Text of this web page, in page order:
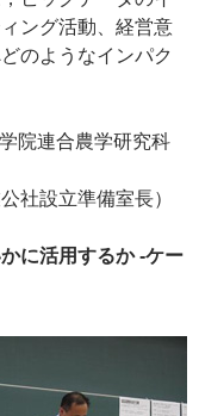
ング活動、経営意
のようなインパク
院連合農学研究科
社設立準備室長）
に活用するか ‐ケー